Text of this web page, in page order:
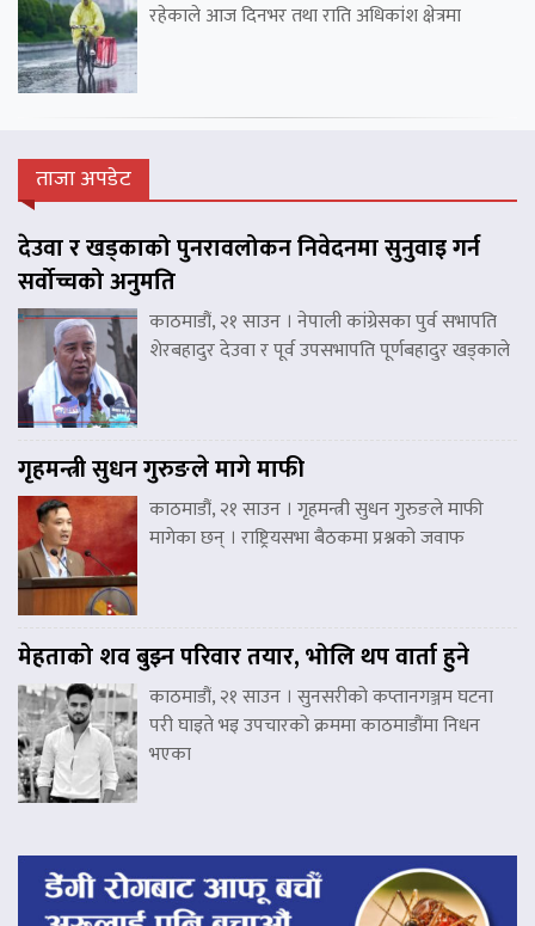
रहेकाले आज दिनभर तथा राति अधिकांश क्षेत्रमा
ताजा अपडेट
देउवा र खड्काको पुनरावलोकन निवेदनमा सुनुवाइ गर्न
सर्वोच्चको अनुमति
काठमाडौं, २१ साउन । नेपाली कांग्रेसका पुर्व सभापति
शेरबहादुर देउवा र पूर्व उपसभापति पूर्णबहादुर खड्काले
गृहमन्त्री सुधन गुरुङले मागे माफी
काठमाडौं, २१ साउन । गृहमन्त्री सुधन गुरुङले माफी
मागेका छन् । राष्ट्रियसभा बैठकमा प्रश्नको जवाफ
मेहताको शव बुझ्न परिवार तयार, भोलि थप वार्ता हुने
काठमाडौं, २१ साउन । सुनसरीको कप्तानगञ्जम घटना
परी घाइते भइ उपचारको क्रममा काठमाडौंमा निधन
भएका